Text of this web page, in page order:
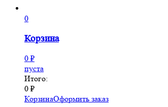
0
Корзина
0 ₽
пуста
Итого:
0 ₽
КорзинаОформить заказ